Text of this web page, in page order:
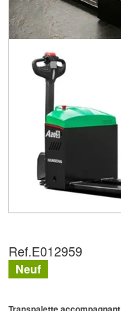
Ref.E012959
Neuf